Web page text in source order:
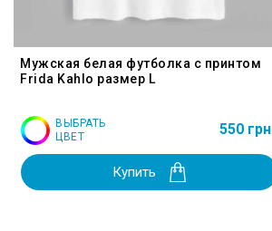
Мужская белая футболка с принтом
Frida Kahlo размер L
ВЫБРАТЬ
ЦВЕТ
550 грн
Купить